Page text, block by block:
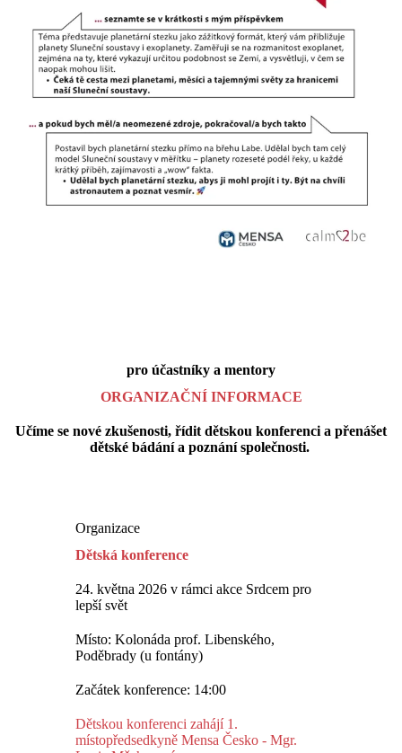
pro účastníky a mentory
ORGANIZAČNÍ INFORMACE
Učíme se nové zkušenosti, řídit dětskou konferenci a přenášet
dětské bádání a poznání společnosti.
Organizace
Dětská konference
24. května 2026 v rámci akce Srdcem pro
lepší svět
Místo: Kolonáda prof. Libenského,
Poděbrady (u fontány)
Začátek konference: 14:00
Dětskou konferenci zahájí 1.
místopředsedkyně Mensa Česko - Mgr.